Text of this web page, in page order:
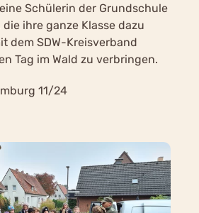
Schülerin der Grundschule
ihre ganze Klasse dazu
dem SDW-Kreisverband
Tag im Wald zu verbringen.
11/24